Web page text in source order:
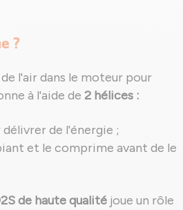
?
l'air dans le moteur pour
à l'aide de 2 hélices :
de l'énergie ;
et le comprime avant de le
de haute qualité joue un rôle